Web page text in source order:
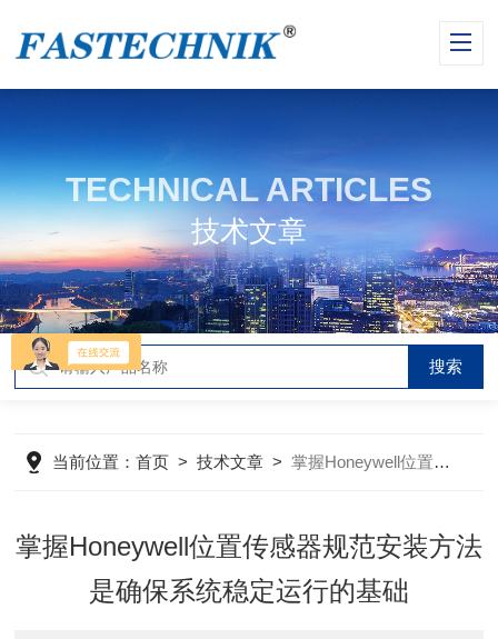
TECHNICAL ARTICLES
技术文章
当前位置：首页 >技术文章 >掌握Honeywell位置传感器规范安装方法是确保系统稳定运行的基础
掌握Honeywell位置传感器规范安装方法
是确保系统稳定运行的基础